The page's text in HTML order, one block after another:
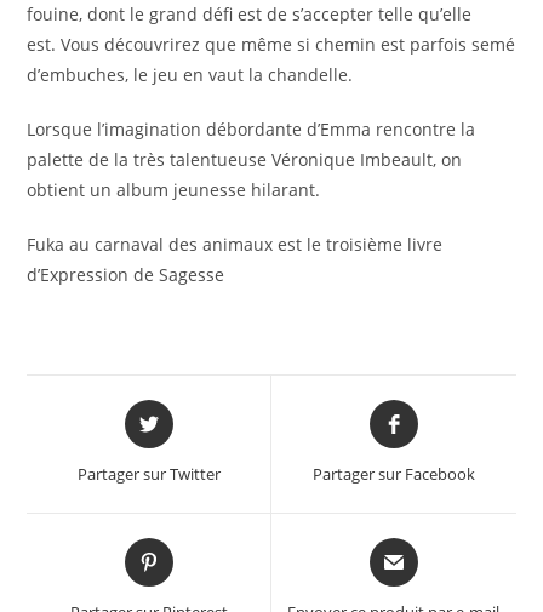
fouine, dont le grand défi est de s’accepter telle qu’elle
est.Vous découvrirez que même si chemin est parfois semé
d’embuches, le jeu en vaut la chandelle.
Lorsque l’imagination débordante d’Emma rencontre la
palette de la très talentueuseVéronique Imbeault, on
obtient un album jeunesse hilarant.
Fuka au carnaval des animaux est le troisième livre
d’Expression de Sagesse
Opens
in
new
Partager sur Twitter
Opens
in
new
Partager sur Facebook
Opens
in
Opens
in